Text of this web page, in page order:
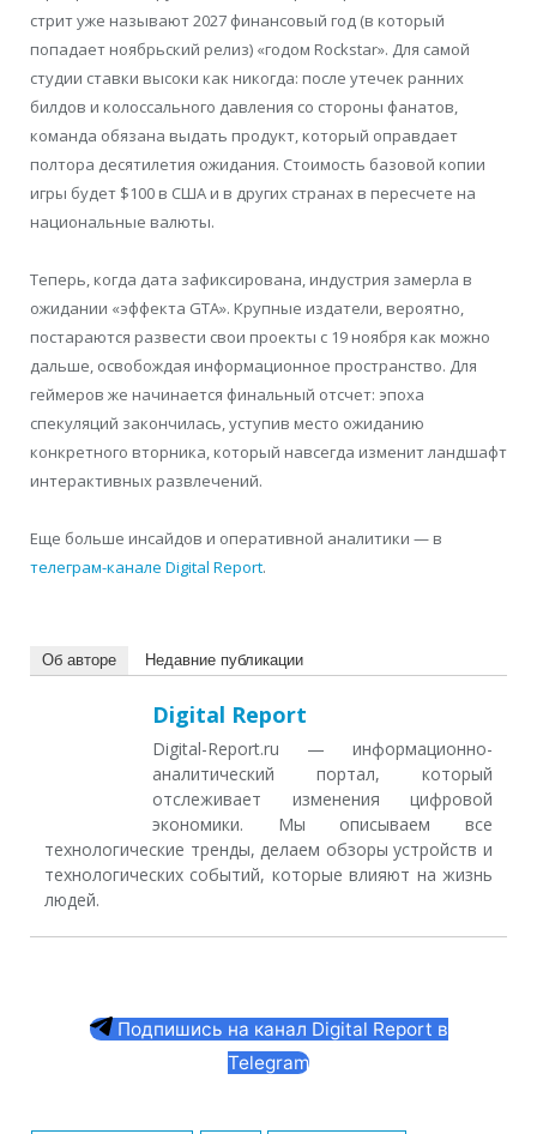
стрит уже называют 2027 финансовый год (в который
попадает ноябрьский релиз) «годом Rockstar». Для самой
студии ставки высоки как никогда: после утечек ранних
билдов и колоссального давления со стороны фанатов,
команда обязана выдать продукт, который оправдает
полтора десятилетия ожидания. Стоимость базовой копии
игры будет $100 в США и в других странах в пересчете на
национальные валюты.
Теперь, когда дата зафиксирована, индустрия замерла в
ожидании «эффекта GTA». Крупные издатели, вероятно,
постараются развести свои проекты с 19 ноября как можно
дальше, освобождая информационное пространство. Для
геймеров же начинается финальный отсчет: эпоха
спекуляций закончилась, уступив место ожиданию
конкретного вторника, который навсегда изменит ландшафт
интерактивных развлечений.
Еще больше инсайдов и оперативной аналитики — в
телеграм-канале Digital Report.
Об авторе Недавние публикации
Digital Report
Digital-Report.ru — информационно-
аналитический портал, который
отслеживает изменения цифровой
экономики. Мы описываем все
технологические тренды, делаем обзоры устройств и
технологических событий, которые влияют на жизнь
людей.
Подпишись на канал Digital Report в
Telegram